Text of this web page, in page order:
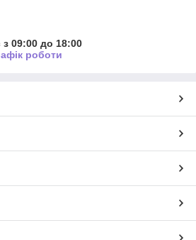
09:00 до 18:00
роботи